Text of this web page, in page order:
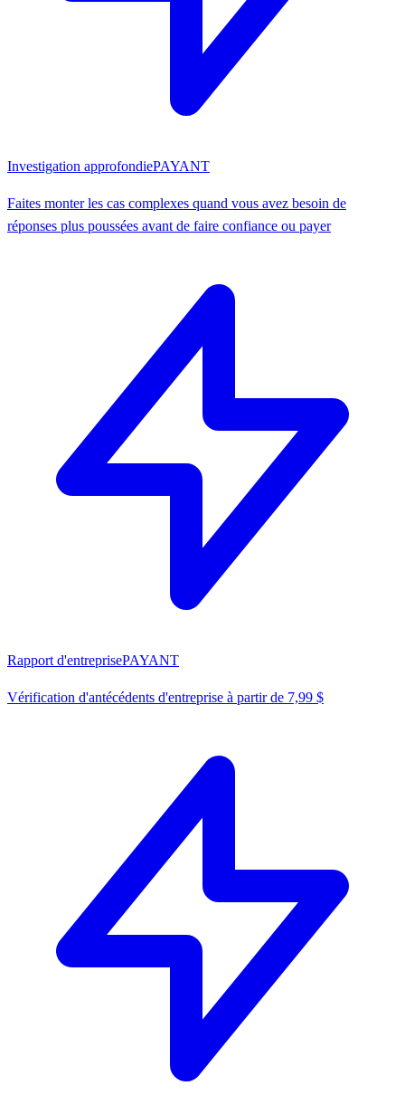
Investigation approfondiePAYANT
Faites monter les cas complexes quand vous avez besoin de
réponses plus poussées avant de faire confiance ou payer
Rapport d'entreprisePAYANT
Vérification d'antécédents d'entreprise à partir de 7,99 $